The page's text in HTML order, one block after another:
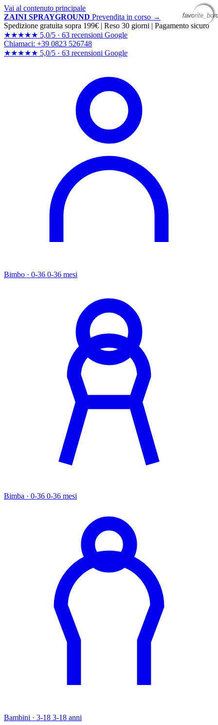
Vai al contenuto principale
ZAINI SPRAYGROUND Prevendita in corso →
Spedizione gratuita sopra 199€ | Reso 30 giorni | Pagamento sicuro
★★★★★ 5,0/5 · 63 recensioni Google
Chiamaci: +39 0823 526748
★★★★★ 5,0/5 · 63 recensioni Google
Bimbo · 0-36 0-36 mesi
Bimba · 0-36 0-36 mesi
Bambini · 3-18 3-18 anni